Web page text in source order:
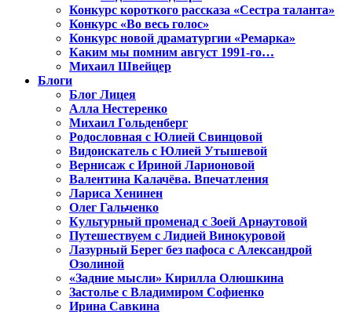
Конкурс короткого рассказа «Сестра таланта»
Конкурс «Во весь голос»
Конкурс новой драматургии «Ремарка»
Каким мы помним август 1991-го…
Михаил Швейцер
Блоги
Блог Лицея
Алла Нестеренко
Михаил Гольденберг
Родословная с Юлией Свинцовой
Видоискатель с Юлией Утышевой
Вернисаж с Ириной Ларионовой
Валентина Калачёва. Впечатления
Лариса Хенинен
Олег Гальченко
Культурный променад с Зоей Арнаутовой
Путешествуем с Лидией Винокуровой
Лазурный Берег без пафоса с Александрой
Озолиной
«Задние мысли» Кирилла Олюшкина
Застолье с Владимиром Софиенко
Ирина Савкина